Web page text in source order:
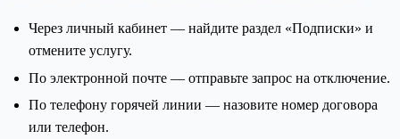
Через личный кабинет — найдите раздел «Подписки» и
отмените услугу.
По электронной почте — отправьте запрос на отключение.
По телефону горячей линии — назовите номер договора
или телефон.